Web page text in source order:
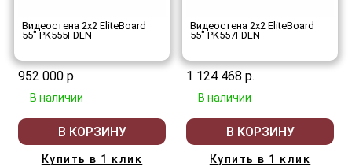
Видеостена 2x2 EliteBoard
55" PK555FDLN
952 000 р.
В наличии
В КОРЗИНУ
Купить в 1 клик
Видеостена 2x2 EliteBoard
55" PK557FDLN
1 124 468 р.
В наличии
В КОРЗИНУ
Купить в 1 клик